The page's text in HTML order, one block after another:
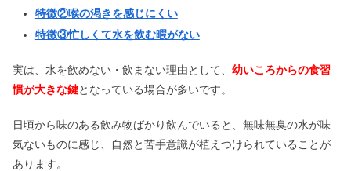
特徴②喉の渇きを感じにくい
特徴③忙しくて水を飲む暇がない
実は、水を飲めない・飲まない理由として、 幼いころからの食習
慣が大きな鍵となっている場合が多いです。
日頃から味のある飲み物ばかり飲んでいると、無味無臭の水が味
気ないものに感じ、自然と苦手意識が植えつけられていることが
あります。